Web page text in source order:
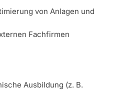
von Anlagen und
Fachfirmen
Ausbildung (z. B.